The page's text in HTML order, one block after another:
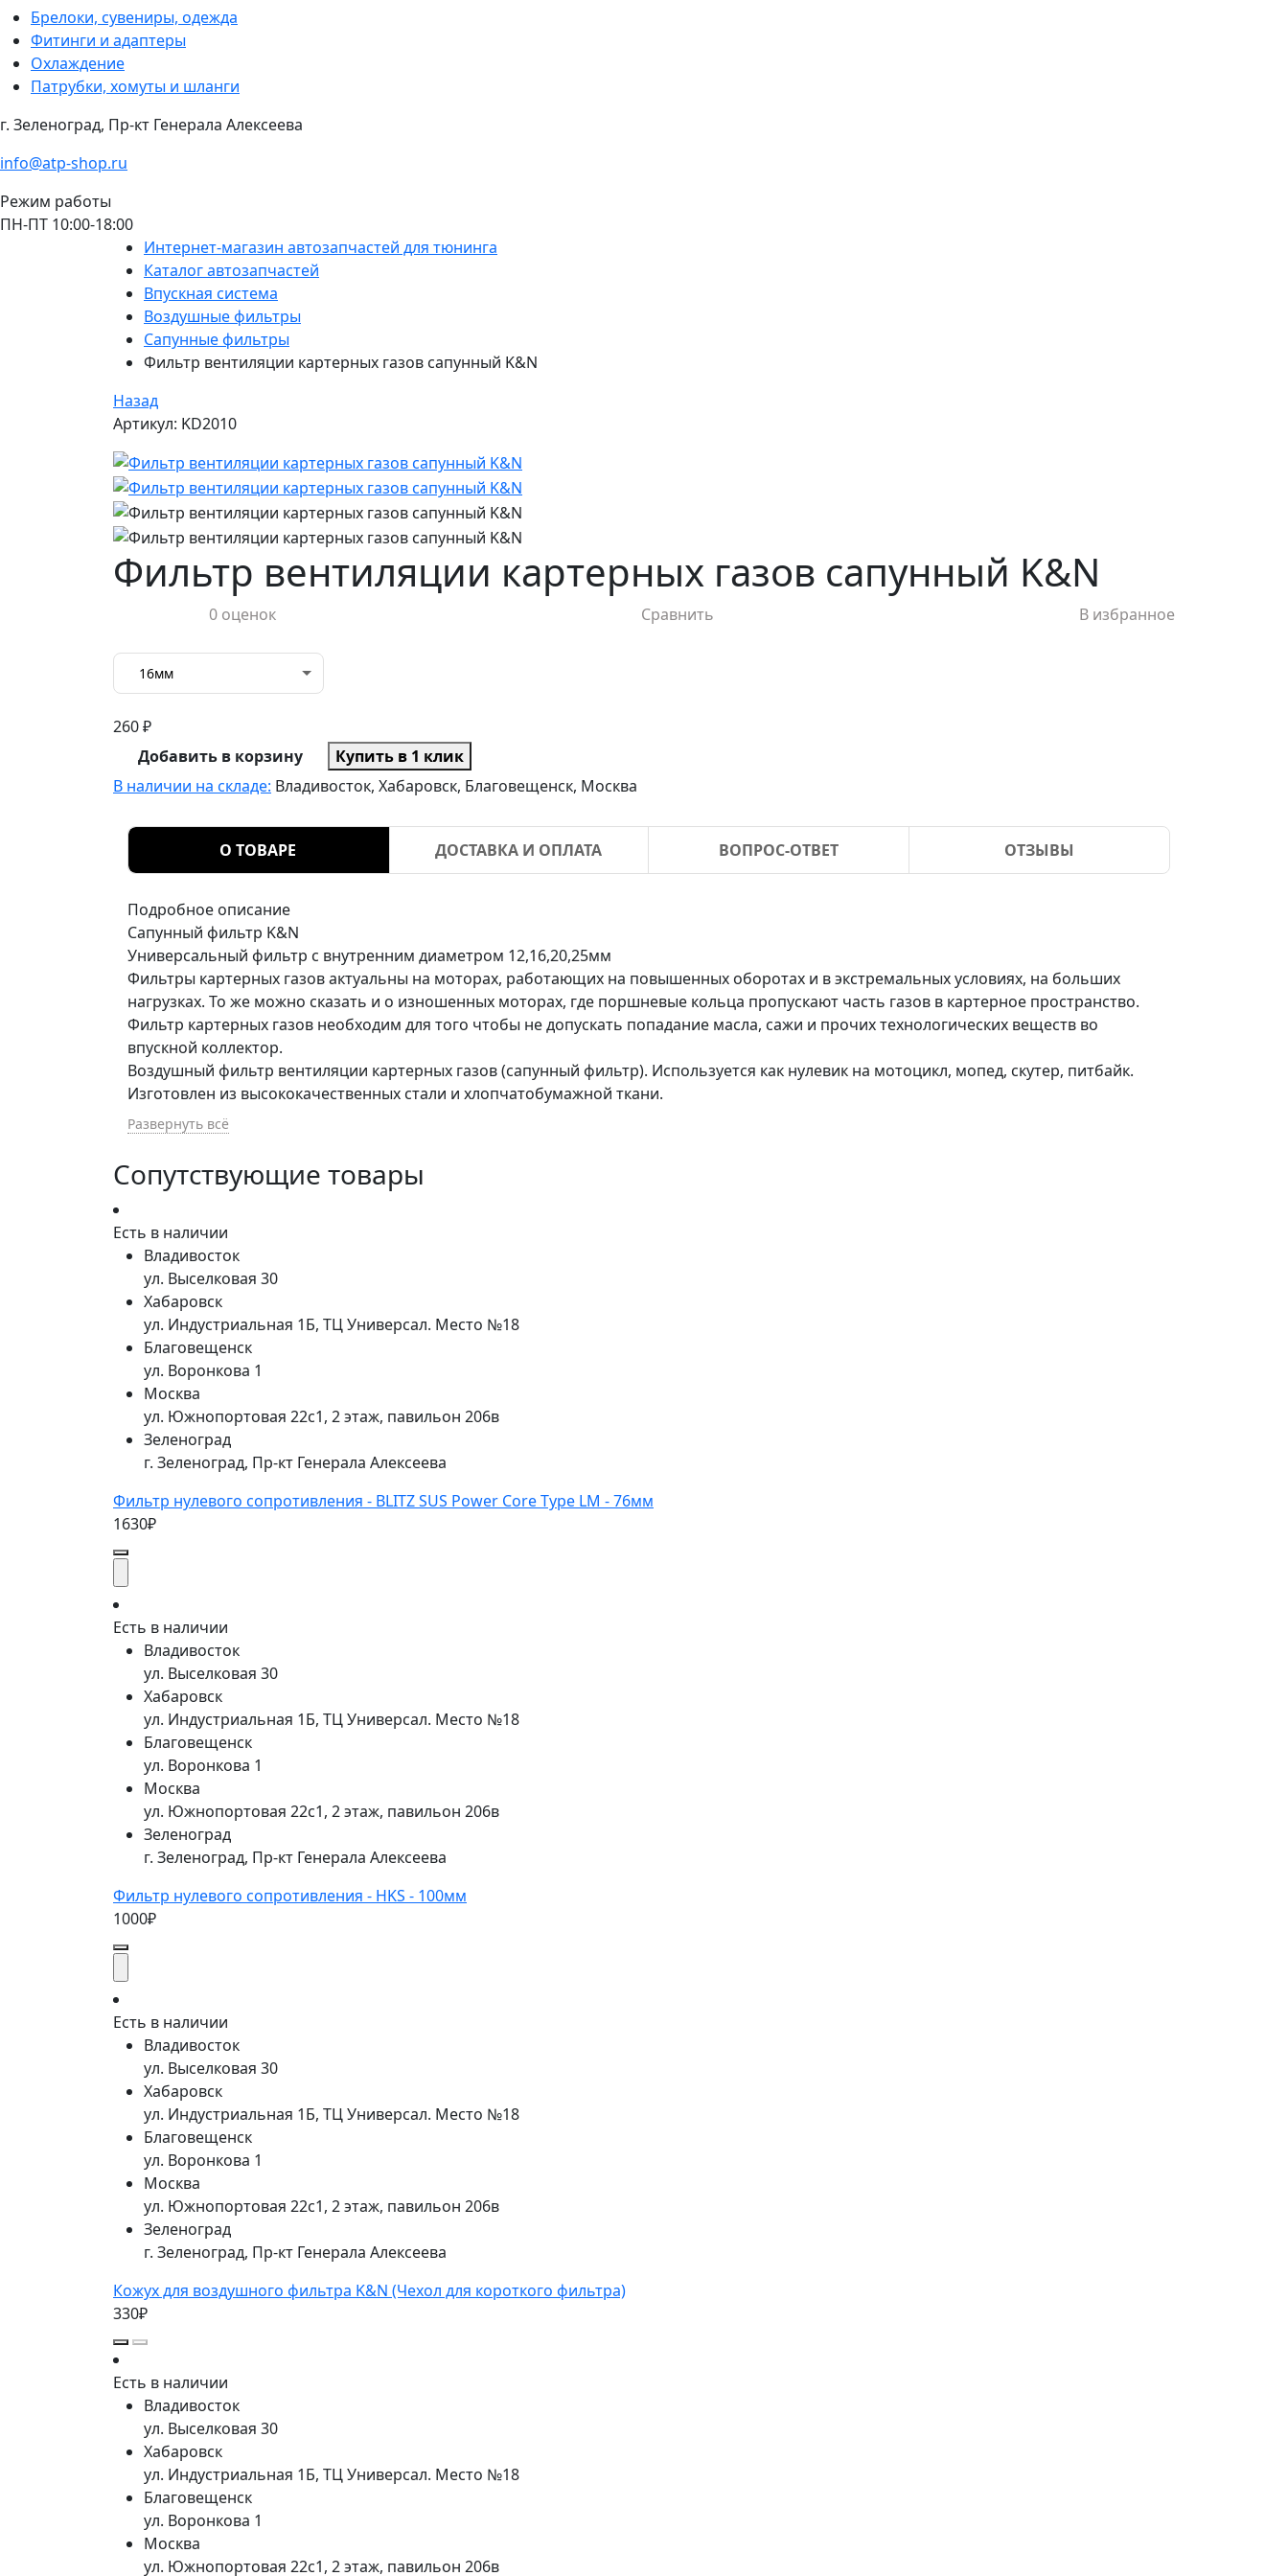
Брелоки, сувениры, одежда
Фитинги и адаптеры
Охлаждение
Патрубки, хомуты и шланги
г. Зеленоград, Пр-кт Генерала Алексеева
info@atp-shop.ru
Режим работы
ПН-ПТ 10:00-18:00
Интернет-магазин автозапчастей для тюнинга
Каталог автозапчастей
Впускная система
Воздушные фильтры
Сапунные фильтры
Фильтр вентиляции картерных газов сапунный K&N
Назад
Артикул: KD2010
Фильтр вентиляции картерных газов сапунный K&N
0 оценок Сравнить В избранное
16мм
260 ₽
Добавить в корзину
Купить в 1 клик
В наличии на складе: Владивосток, Хабаровск, Благовещенск, Москва
О ТОВАРЕ ДОСТАВКА И ОПЛАТА ВОПРОС-ОТВЕТ ОТЗЫВЫ
Подробное описание
Сапунный фильтр K&N
Универсальный фильтр с внутренним диаметром 12,16,20,25мм
Фильтры картерных газов актуальны на моторах, работающих на повышенных оборотах и в экстремальных условиях, на больших
нагрузках. То же можно сказать и о изношенных моторах, где поршневые кольца пропускают часть газов в картерное пространство.
Фильтр картерных газов необходим для того чтобы не допускать попадание масла, сажи и прочих технологических веществ во
впускной коллектор.
Воздушный фильтр вентиляции картерных газов (сапунный фильтр). Используется как нулевик на мотоцикл, мопед, скутер, питбайк.
Изготовлен из высококачественных стали и хлопчатобумажной ткани.
Развернуть всё
Сопутствующие товары
Есть в наличии
Владивосток
ул. Выселковая 30
Хабаровск
ул. Индустриальная 1Б, ТЦ Универсал. Место №18
Благовещенск
ул. Воронкова 1
Москва
ул. Южнопортовая 22с1, 2 этаж, павильон 206в
Зеленоград
г. Зеленоград, Пр-кт Генерала Алексеева
Фильтр нулевого сопротивления - BLITZ SUS Power Core Type LM - 76мм
1630₽
Есть в наличии
Владивосток
ул. Выселковая 30
Хабаровск
ул. Индустриальная 1Б, ТЦ Универсал. Место №18
Благовещенск
ул. Воронкова 1
Москва
ул. Южнопортовая 22с1, 2 этаж, павильон 206в
Зеленоград
г. Зеленоград, Пр-кт Генерала Алексеева
Фильтр нулевого сопротивления - HKS - 100мм
1000₽
Есть в наличии
Владивосток
ул. Выселковая 30
Хабаровск
ул. Индустриальная 1Б, ТЦ Универсал. Место №18
Благовещенск
ул. Воронкова 1
Москва
ул. Южнопортовая 22с1, 2 этаж, павильон 206в
Зеленоград
г. Зеленоград, Пр-кт Генерала Алексеева
Кожух для воздушного фильтра K&N (Чехол для короткого фильтра)
330₽
Есть в наличии
Владивосток
ул. Выселковая 30
Хабаровск
ул. Индустриальная 1Б, ТЦ Универсал. Место №18
Благовещенск
ул. Воронкова 1
Москва
ул. Южнопортовая 22с1, 2 этаж, павильон 206в